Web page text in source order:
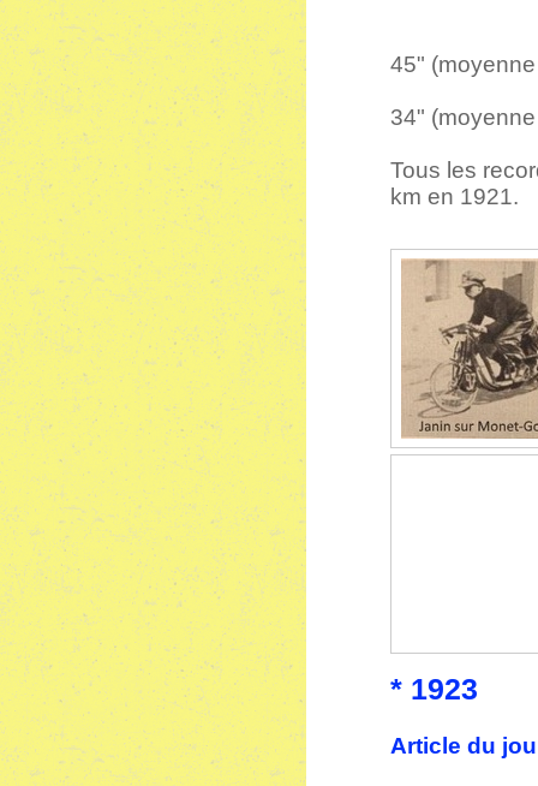
45"
34"
Tous les
km en 1921.
* 1923
Article du